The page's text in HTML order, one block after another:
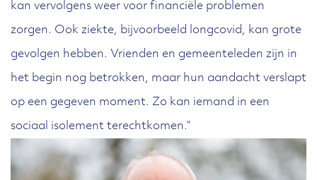
kan vervolgens weer voor financiële problemen
zorgen. Ook ziekte, bijvoorbeeld longcovid, kan grote
gevolgen hebben. Vrienden en gemeenteleden zijn in
het begin nog betrokken, maar hun aandacht verslapt
op een gegeven moment. Zo kan iemand in een
sociaal isolement terechtkomen.”